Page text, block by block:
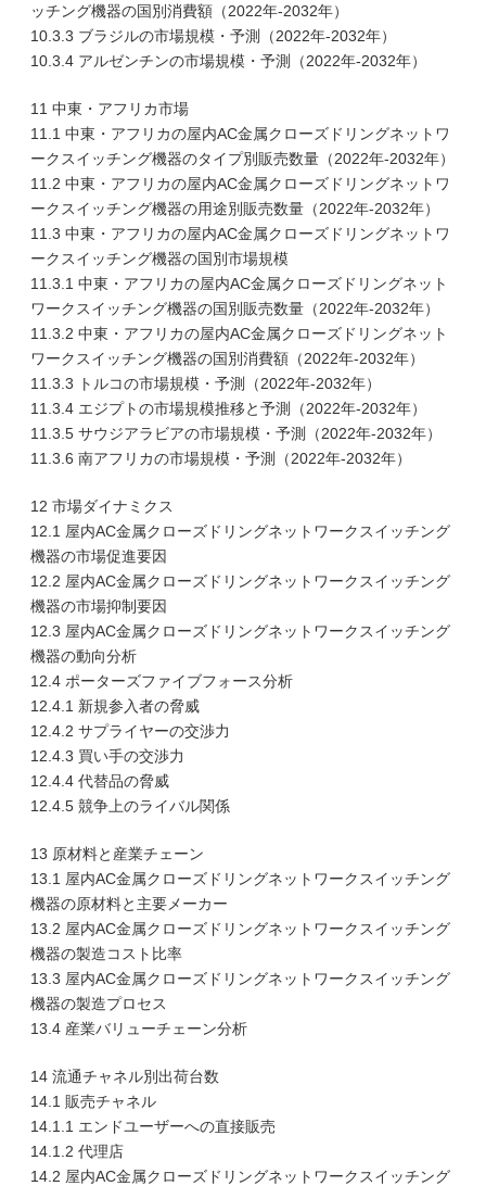
ッチング機器の国別消費額（2022年-2032年）
10.3.3 ブラジルの市場規模・予測（2022年-2032年）
10.3.4 アルゼンチンの市場規模・予測（2022年-2032年）
11 中東・アフリカ市場
11.1 中東・アフリカの屋内AC金属クローズドリングネットワ
ークスイッチング機器のタイプ別販売数量（2022年-2032年）
11.2 中東・アフリカの屋内AC金属クローズドリングネットワ
ークスイッチング機器の用途別販売数量（2022年-2032年）
11.3 中東・アフリカの屋内AC金属クローズドリングネットワ
ークスイッチング機器の国別市場規模
11.3.1 中東・アフリカの屋内AC金属クローズドリングネット
ワークスイッチング機器の国別販売数量（2022年-2032年）
11.3.2 中東・アフリカの屋内AC金属クローズドリングネット
ワークスイッチング機器の国別消費額（2022年-2032年）
11.3.3 トルコの市場規模・予測（2022年-2032年）
11.3.4 エジプトの市場規模推移と予測（2022年-2032年）
11.3.5 サウジアラビアの市場規模・予測（2022年-2032年）
11.3.6 南アフリカの市場規模・予測（2022年-2032年）
12 市場ダイナミクス
12.1 屋内AC金属クローズドリングネットワークスイッチング
機器の市場促進要因
12.2 屋内AC金属クローズドリングネットワークスイッチング
機器の市場抑制要因
12.3 屋内AC金属クローズドリングネットワークスイッチング
機器の動向分析
12.4 ポーターズファイブフォース分析
12.4.1 新規参入者の脅威
12.4.2 サプライヤーの交渉力
12.4.3 買い手の交渉力
12.4.4 代替品の脅威
12.4.5 競争上のライバル関係
13 原材料と産業チェーン
13.1 屋内AC金属クローズドリングネットワークスイッチング
機器の原材料と主要メーカー
13.2 屋内AC金属クローズドリングネットワークスイッチング
機器の製造コスト比率
13.3 屋内AC金属クローズドリングネットワークスイッチング
機器の製造プロセス
13.4 産業バリューチェーン分析
14 流通チャネル別出荷台数
14.1 販売チャネル
14.1.1 エンドユーザーへの直接販売
14.1.2 代理店
14.2 屋内AC金属クローズドリングネットワークスイッチング